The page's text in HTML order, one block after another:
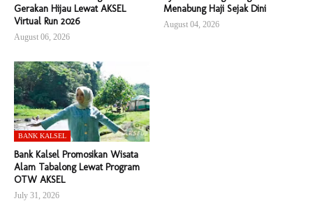
Gerakan Hijau Lewat AKSEL
Virtual Run 2026
August 06, 2026
Menabung Haji Sejak Dini
August 04, 2026
BANK KALSEL
Bank Kalsel Promosikan Wisata
Alam Tabalong Lewat Program
OTW AKSEL
July 31, 2026